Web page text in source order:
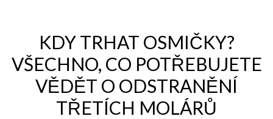
KDY TRHAT OSMIČKY?
VŠECHNO, CO POTŘEBUJETE
VĚDĚT O ODSTRANĚNÍ
TŘETÍCH MOLÁRŮ